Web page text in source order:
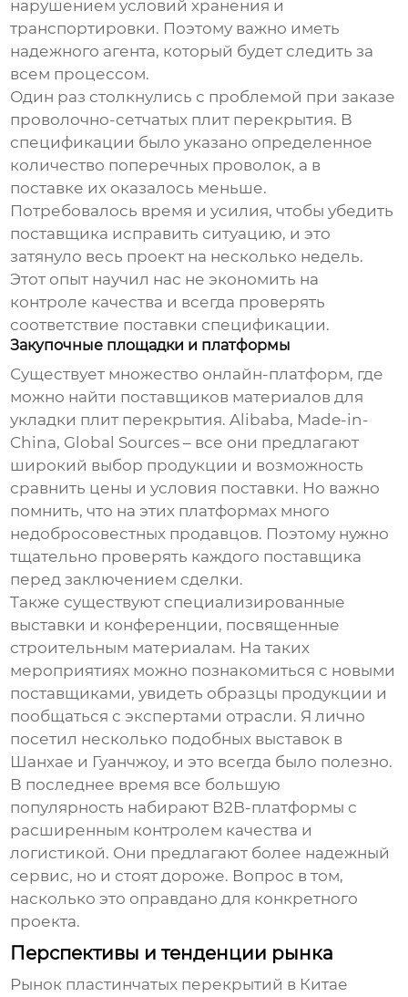
нарушением условий хранения и
транспортировки. Поэтому важно иметь
надежного агента, который будет следить за
всем процессом.
Один раз столкнулись с проблемой при заказе
проволочно-сетчатых плит перекрытия. В
спецификации было указано определенное
количество поперечных проволок, а в
поставке их оказалось меньше.
Потребовалось время и усилия, чтобы убедить
поставщика исправить ситуацию, и это
затянуло весь проект на несколько недель.
Этот опыт научил нас не экономить на
контроле качества и всегда проверять
соответствие поставки спецификации.
Закупочные площадки и платформы
Существует множество онлайн-платформ, где
можно найти поставщиков материалов для
укладки плит перекрытия. Alibaba, Made-in-
China, Global Sources – все они предлагают
широкий выбор продукции и возможность
сравнить цены и условия поставки. Но важно
помнить, что на этих платформах много
недобросовестных продавцов. Поэтому нужно
тщательно проверять каждого поставщика
перед заключением сделки.
Также существуют специализированные
выставки и конференции, посвященные
строительным материалам. На таких
мероприятиях можно познакомиться с новыми
поставщиками, увидеть образцы продукции и
пообщаться с экспертами отрасли. Я лично
посетил несколько подобных выставок в
Шанхае и Гуанчжоу, и это всегда было полезно.
В последнее время все большую
популярность набирают B2B-платформы с
расширенным контролем качества и
логистикой. Они предлагают более надежный
сервис, но и стоят дороже. Вопрос в том,
насколько это оправдано для конкретного
проекта.
Перспективы и тенденции рынка
Рынок пластинчатых перекрытий в Китае